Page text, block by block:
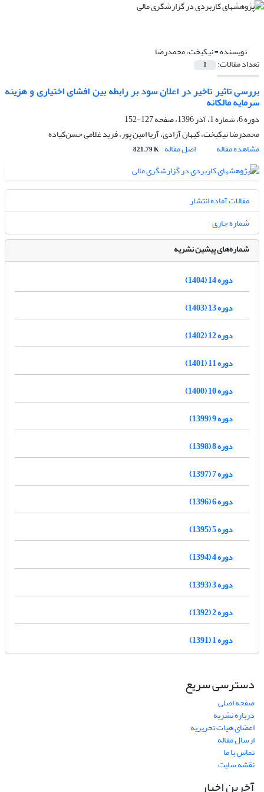
نویسنده =نیکبخت، محمدرضا
تعداد مقالات: 1
بررسی تاثیر تاخیر در اعلان سود بر رابطه‌‌ بین افشای اختیاری و هزینه
سرمایه مالکانه
دوره 6، شماره 1، آذر 1396، صفحه
127-152
محمدرضا نیکبخت، کیهان آزادی، آریا امین پور، فرید غلامی حسن‌کیاده
مشاهده مقاله
اصل مقاله 821.79 K
مقالات آماده انتشار
شماره جاری
شماره‌های پیشین نشریه
دوره 14 (1404)
دوره 13 (1403)
دوره 12 (1402)
دوره 11 (1401)
دوره 10 (1400)
دوره 9 (1399)
دوره 8 (1398)
دوره 7 (1397)
دوره 6 (1396)
دوره 5 (1395)
دوره 4 (1394)
دوره 3 (1393)
دوره 2 (1392)
دوره 1 (1391)
دسترسی سریع
صفحه اصلی
درباره نشریه
اعضای هیات تحریریه
ارسال مقاله
تماس با ما
نقشه سایت
آخرین اخبار